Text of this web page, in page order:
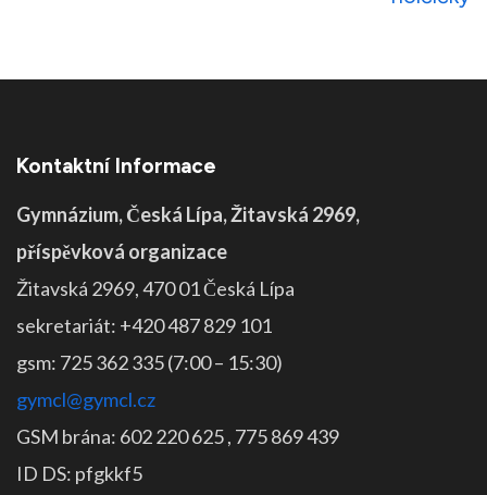
Kontaktní Informace
Gymnázium, Česká Lípa, Žitavská 2969,
příspěvková organizace
Žitavská 2969, 470 01 Česká Lípa
sekretariát: +420 487 829 101
gsm: 725 362 335 (7:00 – 15:30)
gymcl@gymcl.cz
GSM brána: 602 220 625 , 775 869 439
ID DS: pfgkkf5